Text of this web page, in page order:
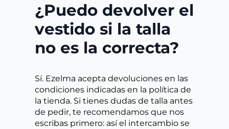
¿Puedo devolver el
vestido si la talla
no es la correcta?
Sí. Ezelma acepta devoluciones en las
condiciones indicadas en la política de
la tienda. Si tienes dudas de talla antes
de pedir, te recomendamos que nos
escribas primero: así el intercambio se